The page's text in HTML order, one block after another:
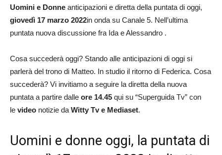
Uomini e Donne anticipazioni e diretta della puntata di oggi,
giovedì 17 marzo 2022in onda su Canale 5. Nell’ultima
puntata nuova discussione fra Ida e Alessandro .
Cosa succederà oggi? Stando alle anticipazioni di oggi si
parlerà del trono di Matteo. In studio il ritorno di Federica. Cosa
succederà? Vi invitiamo a seguire la diretta della nuova
puntata a partire dalle ore 14.45 qui su “Superguida Tv” con
le video notizie da Witty Tv e Mediaset.
Uomini e donne oggi, la puntata di